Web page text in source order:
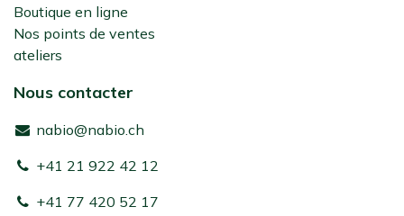
Boutique en ligne
Nos points de ventes
ateliers
Nous contacter
nabio@nabio.ch
+41 21 922 42 12
+41 77 420 52 17